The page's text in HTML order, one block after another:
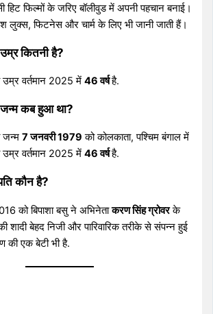
हिट फिल्मों के जरिए बॉलीवुड में अपनी पहचान बनाई।
लुक्स, फिटनेस और चार्म के लिए भी जानी जाती हैं।
कितनी है?
उम्र वर्तमान 2025 में46 वर्षहै.
जन्म कब हुआ था?
जन्म7 जनवरी 1979 को कोलकाता, पश्चिम बंगाल में
वर्तमान 2025 में46 वर्षहै.
कौन है?
को बिपाशा बसु ने अभिनेताकरण सिंह ग्रोवरके
शादी बेहद निजी और पारिवारिक तरीके से संपन्न हुई
की एक बेटी भी है.